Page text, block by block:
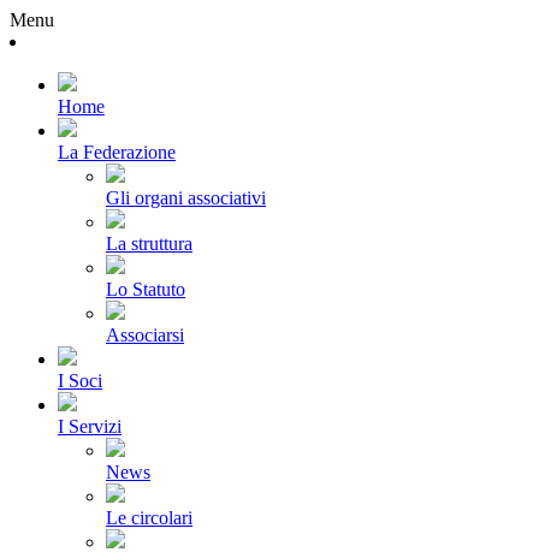
Menu
Home
La Federazione
Gli organi associativi
La struttura
Lo Statuto
Associarsi
I Soci
I Servizi
News
Le circolari